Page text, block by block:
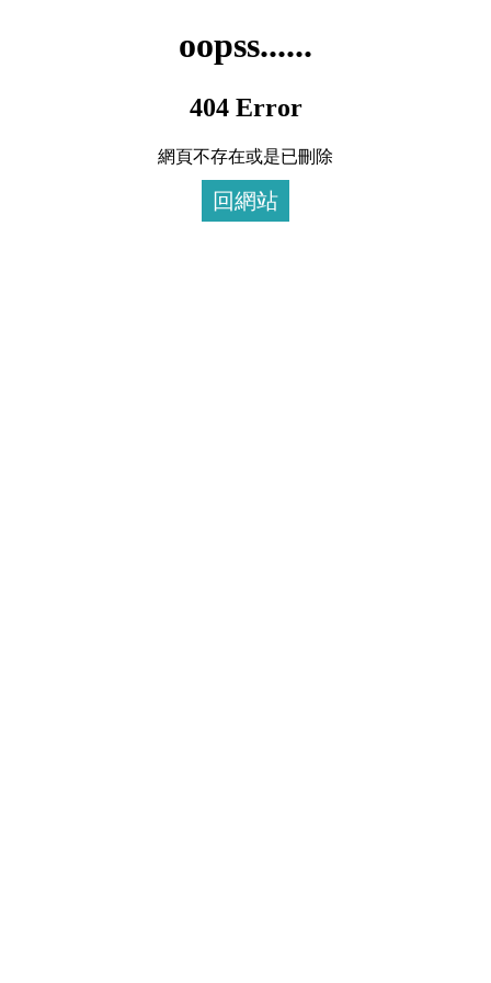
oopss......
404 Error
網頁不存在或是已刪除
回網站